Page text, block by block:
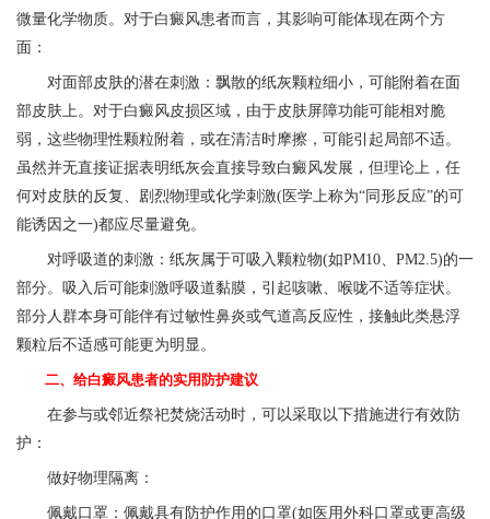
微量化学物质。对于白癜风患者而言，其影响可能体现在两个方
面：
对面部皮肤的潜在刺激：飘散的纸灰颗粒细小，可能附着在面
部皮肤上。对于白癜风皮损区域，由于皮肤屏障功能可能相对脆
弱，这些物理性颗粒附着，或在清洁时摩擦，可能引起局部不适。
虽然并无直接证据表明纸灰会直接导致白癜风发展，但理论上，任
何对皮肤的反复、剧烈物理或化学刺激(医学上称为“同形反应”的可
能诱因之一)都应尽量避免。
对呼吸道的刺激：纸灰属于可吸入颗粒物(如PM10、PM2.5)的一
部分。吸入后可能刺激呼吸道黏膜，引起咳嗽、喉咙不适等症状。
部分人群本身可能伴有过敏性鼻炎或气道高反应性，接触此类悬浮
颗粒后不适感可能更为明显。
二、给白癜风患者的实用防护建议
在参与或邻近祭祀焚烧活动时，可以采取以下措施进行有效防
护：
做好物理隔离：
佩戴口罩：佩戴具有防护作用的口罩(如医用外科口罩或更高级